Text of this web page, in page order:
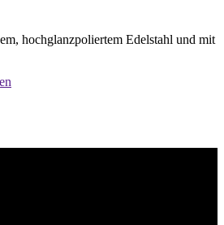
hochglanzpoliertem Edelstahl und mit